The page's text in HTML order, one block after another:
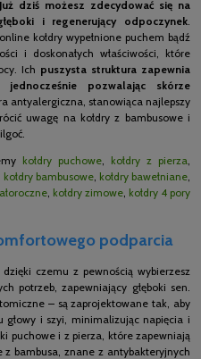
Już dziś możesz zdecydować się na
i regenerujący odpoczynek.
kołdry wypełnione puchem bądź
i doskonałych właściwości, które
Ich puszysta struktura zapewnia
pozwalając skórze
antyalergiczna, stanowiąca najlepszy
uwagę na kołdry z bambusowe i
kołdry puchowe, kołdry z pierza,
kołdry bambusowe, kołdry bawełniane,
, kołdry zimowe, kołdry 4 pory
podparcia
czemu z pewnością wybierzesz
potrzeb, zapewniający głęboki sen.
– są zaprojektowane tak, aby
głowy i szyi, minimalizując napięcia i
puchowe i z pierza, które zapewniają
z bambusa, znane z antybakteryjnych